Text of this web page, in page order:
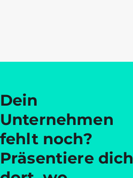
Dein
Unternehmen
fehlt noch?
Präsentiere dich